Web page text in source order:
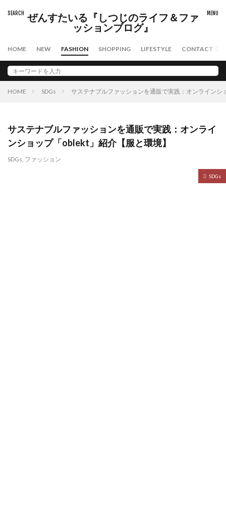
ぜんすたいる『しつじのライフ＆ファ
ッションブログ』
HOME NEW FASHION SHOPPING LIFESTYLE CONTACT
HOME SDGs サステナブルファッションを通販で実践：オンライン
サステナブルファッションを通販で実践：オンライ
ンショップ「oblekt」紹介【服と環境】
SDGs, ファッション
SDGs
スキンケア ファッション
メンズコスメ
検索